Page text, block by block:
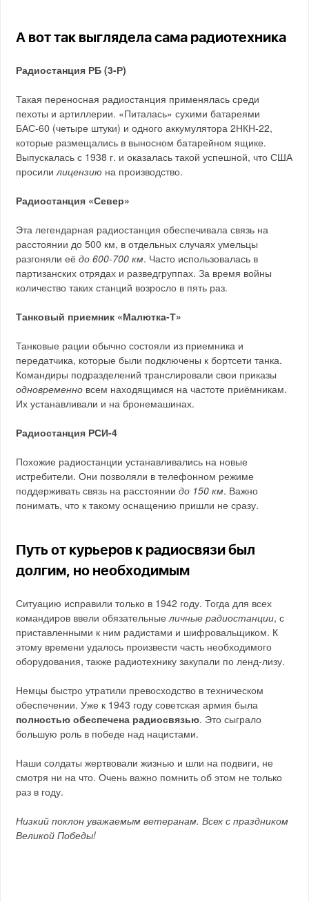
А вот так выглядела сама радиотехника
Радиостанция РБ (3-Р)
Такая переносная радиостанция применялась среди
пехоты и артиллерии. «Питалась» сухими батареями
БАС-60 (четыре штуки) и одного аккумулятора 2НКН-22,
которые размещались в выносном батарейном ящике.
Выпускалась с 1938 г. и оказалась такой успешной, что США
просилилицензию на производство.
Радиостанция «Север»
Эта легендарная радиостанция обеспечивала связь на
расстоянии до 500 км, в отдельных случаях умельцы
разгоняли еёдо 600-700 км. Часто использовалась в
партизанских отрядах и разведгруппах. За время войны
количество таких станций возросло в пять раз.
Танковый приемник «Малютка-Т»
Танковые рации обычно состояли из приемника и
передатчика, которые были подключены к бортсети танка.
Командиры подразделений транслировали свои приказы
одновременно всем находящимся на частоте приёмникам.
Их устанавливали и на бронемашинах.
Радиостанция РСИ-4
Похожие радиостанции устанавливались на новые
истребители. Они позволяли в телефонном режиме
поддерживать связь на расстояниидо 150 км. Важно
понимать, что к такому оснащению пришли не сразу.
Путь от курьеров к радиосвязи был
долгим, но необходимым
Ситуацию исправили только в 1942 году. Тогда для всех
командиров ввели обязательныеличные радиостанции, с
приставленными к ним радистами и шифровальщиком. К
этому времени удалось произвести часть необходимого
оборудования, также радиотехнику закупали по ленд-лизу.
Немцы быстро утратили превосходство в техническом
обеспечении. Уже к 1943 году советская армия была
полностью обеспечена радиосвязью. Это сыграло
большую роль в победе над нацистами.
Наши солдаты жертвовали жизнью и шли на подвиги, не
смотря ни на что. Очень важно помнить об этом не только
раз в году.
Низкий поклон уважаемым ветеранам. Всех с праздником
Великой Победы!